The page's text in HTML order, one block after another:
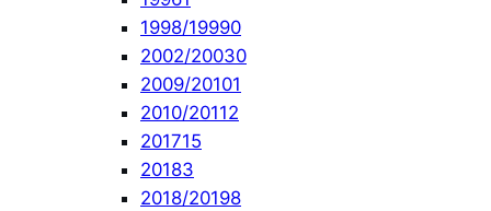
1998/19990
2002/20030
2009/20101
2010/20112
201715
20183
2018/20198